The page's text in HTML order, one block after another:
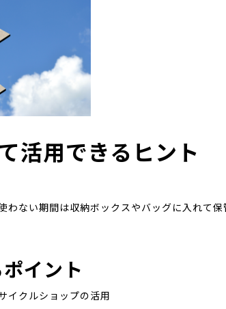
活用できるヒント
わない期間は収納ボックスやバッグに入れて
イント
イクルショップの活用